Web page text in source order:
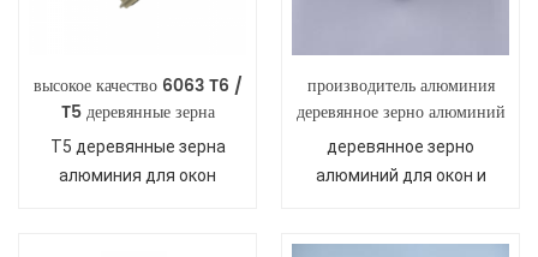
высокое качество 6063 T6 /
T5 деревянные зерна
алюминия для окон
T5 деревянные зерна
алюминия для окон
производитель алюминия
деревянное зерно алюминий
для окон и дверей
деревянное зерно
алюминий для окон и